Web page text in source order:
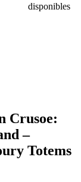
disponibles
Crusoe:
–
Totems